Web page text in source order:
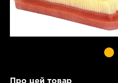
Про цей товар